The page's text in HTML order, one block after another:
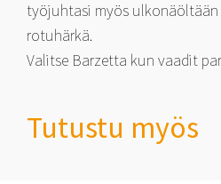
työjuhtasi myös
rotuhärkä.
Valitse Barzetta kun vaadit
Tutustu myös